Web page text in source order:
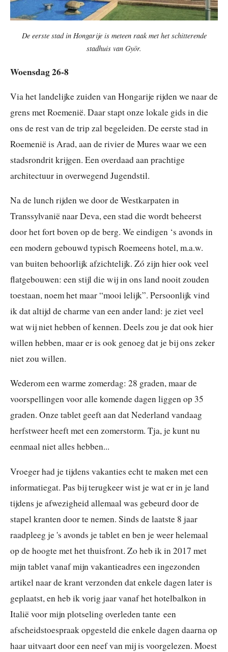
De eerste stad in Hongarije is meteen raak met het schitterende
stadhuis van Györ.
Woensdag 26-8
Via het landelijke zuiden van Hongarije rijden we naar de
grens met Roemenië. Daar stapt onze lokale gids in die
ons de rest van de trip zal begeleiden. De eerste stad in
Roemenië is Arad, aan de rivier de Mures waar we een
stadsrondrit krijgen. Een overdaad aan prachtige
architectuur in overwegend Jugendstil.
Na de lunch rijden we door de Westkarpaten in
Transsylvanië naar Deva, een stad die wordt beheerst
door het fort boven op de berg. We eindigen ‘s avonds in
een modern gebouwd typisch Roemeens hotel, m.a.w.
van buiten behoorlijk afzichtelijk. Zó zijn hier ook veel
flatgebouwen: een stijl die wij in ons land nooit zouden
toestaan, noem het maar “mooi lelijk”. Persoonlijk vind
ik dat altijd de charme van een ander land: je ziet veel
wat wij niet hebben of kennen. Deels zou je dat ook hier
willen hebben, maar er is ook genoeg dat je bij ons zeker
niet zou willen.
Wederom een warme zomerdag: 28 graden, maar de
voorspellingen voor alle komende dagen liggen op 35
graden. Onze tablet geeft aan dat Nederland vandaag
herfstweer heeft met een zomerstorm. Tja, je kunt nu
eenmaal niet alles hebben...
Vroeger had je tijdens vakanties echt te maken met een
informatiegat. Pas bij terugkeer wist je wat er in je land
tijdens je afwezigheid allemaal was gebeurd door de
stapel kranten door te nemen. Sinds de laatste 8 jaar
raadpleeg je 's avonds je tablet en ben je weer helemaal
op de hoogte met het thuisfront. Zo heb ik in 2017 met
mijn tablet vanaf mijn vakantieadres een ingezonden
artikel naar de krant verzonden dat enkele dagen later is
geplaatst, en heb ik vorig jaar vanaf het hotelbalkon in
Italiëvoor mijn plotseling overleden tante een
afscheidstoespraak opgesteld die enkele dagen daarna op
haar uitvaart door een neef van mij is voorgelezen. Moest